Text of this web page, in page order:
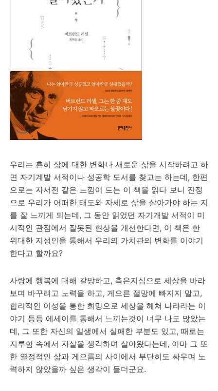
우리는 흔히 삶에 대한 변화나 새로운 삶을 시작하려고 하
면 자기계발 서적이나 성공학 도서를 찾고는 하는데, 한편
으로는 자서전 같은 느낌이 드는 이 책을 읽다 보니 진정
으로 우리가 어떠한 태도와 자세로 삶을 살아가야 하는 지
를 잘 느끼게 되는데, 그 동안 읽었던 자기개발 서적이 미
시적인 관점에서 잘못된 현상을 개선한다면, 이 책은 한
위대한 지성인을 통해서 우리의 가치관의 변화를 이야기
한다고 할까요?
사랑에 행복에 대해 갈망하고, 측은지심으로 세상을 바라
보며 바꾸려고 노력을 하고, 게으른 절망에 빠지지 말고,
합리적인 이성을 통한 희망으로 세상을 헤쳐 나라라는 이
야기 등등 에세이를 통해서 느끼는것이 너무 나도 많았는
데, 그 또한 자신의 일생에서 실패한 부분도 있고, 때로는
지루함 속에서 자살을 생각하며 살아왔다는데, 아마 그 또
한 열정적인 삶과 게으름의 사이에서 부단히도 싸우며 노
력하지 않았을까 싶은 생각이 들더군요.